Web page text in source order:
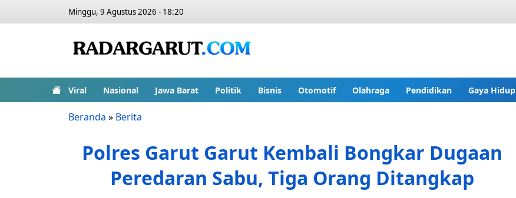
Minggu, 9 Agustus 2026 - 18:20
Viral Nasional Jawa Barat Politik Bisnis Otomotif Olahraga Pendidikan Gaya Hidup
Beranda » Berita
Polres Garut Garut Kembali Bongkar Dugaan
Peredaran Sabu, Tiga Orang Ditangkap